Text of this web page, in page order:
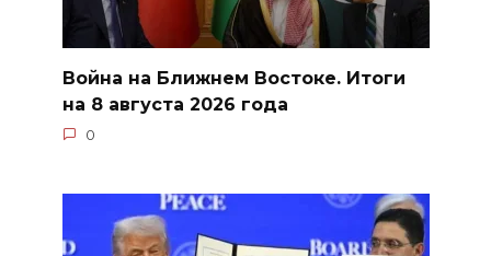
Война на Ближнем Востоке. Итоги
на 8 августа 2026 года
0